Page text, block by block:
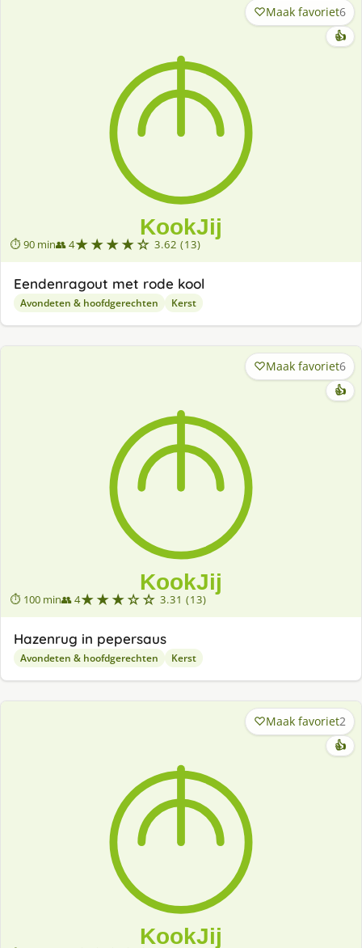
⏱ 90 min👥 4★★★★☆ 3.62 (13)
Maak favoriet6
👍
Eendenragout met rode kool
Avondeten & hoofdgerechten Kerst
⏱ 100 min👥 4★★★☆☆ 3.31 (13)
Maak favoriet6
👍
Hazenrug in pepersaus
Avondeten & hoofdgerechten Kerst
Maak favoriet2
👍